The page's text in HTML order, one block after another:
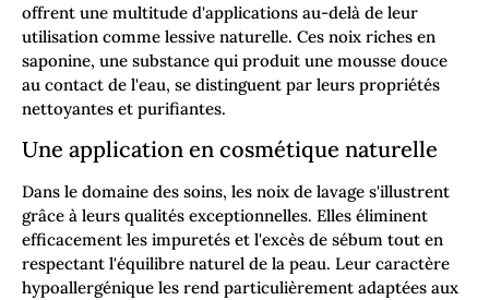
offrent une multitude d'applications au-delà de leur
utilisation comme lessive naturelle. Ces noix riches en
saponine, une substance qui produit une mousse douce
au contact de l'eau, se distinguent par leurs propriétés
nettoyantes et purifiantes.
Une application en cosmétique naturelle
Dans le domaine des soins, les noix de lavage s'illustrent
grâce à leurs qualités exceptionnelles. Elles éliminent
efficacement les impuretés et l'excès de sébum tout en
respectant l'équilibre naturel de la peau. Leur caractère
hypoallergénique les rend particulièrement adaptées aux